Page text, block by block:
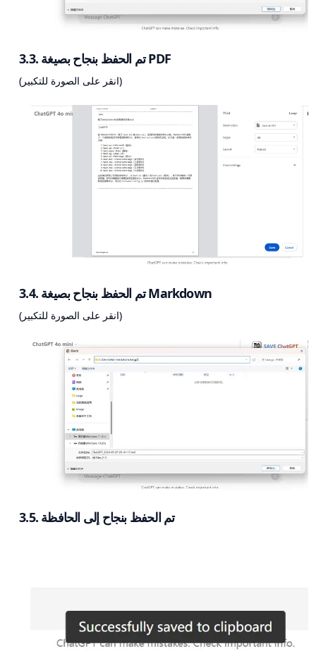
3.3. تم الحفظ بنجاح بصيغة PDF
(انقر على الصورة للتكبير)
3.4. تم الحفظ بنجاح بصيغة Markdown
(انقر على الصورة للتكبير)
3.5. تم الحفظ بنجاح إلى الحافظة